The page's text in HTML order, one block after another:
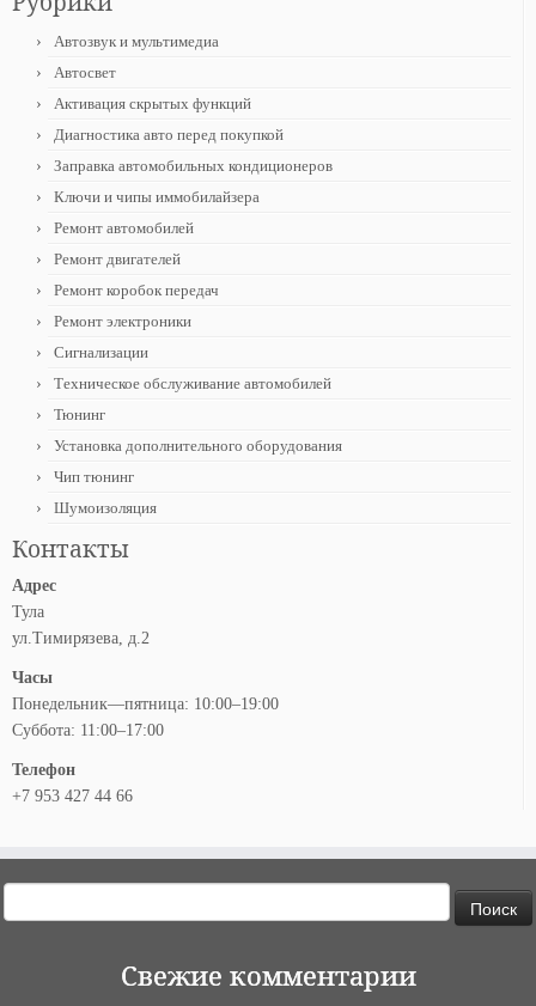
Автозвук и мультимедиа
Автосвет
Активация скрытых функций
Диагностика авто перед покупкой
Заправка автомобильных кондиционеров
Ключи и чипы иммобилайзера
Ремонт автомобилей
Ремонт двигателей
Ремонт коробок передач
Ремонт электроники
Сигнализации
Техническое обслуживание автомобилей
Тюнинг
Установка дополнительного оборудования
Чип тюнинг
Шумоизоляция
Контакты
Адрес
Тула
ул.Тимирязева, д.2
Часы
Понедельник—пятница: 10:00–19:00
Суббота: 11:00–17:00
Телефон
+7 953 427 44 66
Свежие комментарии